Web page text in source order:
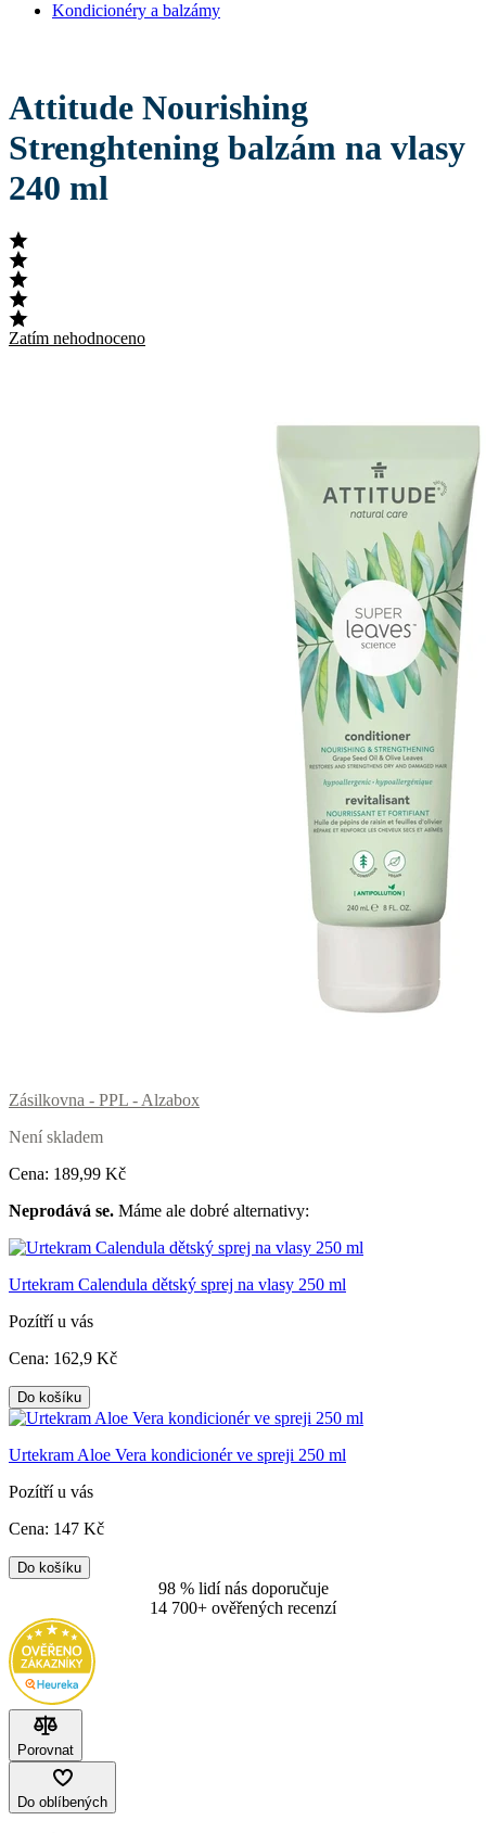
Kondicionéry a balzámy
Attitude Nourishing
Strenghtening balzám na vlasy
240 ml
Zatím nehodnoceno
Zásilkovna - PPL - Alzabox
Není skladem
Cena: 189,99 Kč
Neprodává se. Máme ale dobré alternativy:
Urtekram Calendula dětský sprej na vlasy 250 ml
Pozítří u vás
Cena: 162,9 Kč
Do košíku
Urtekram Aloe Vera kondicionér ve spreji 250 ml
Pozítří u vás
Cena: 147 Kč
Do košíku
98 % lidí nás doporučuje
14 700+ ověřených recenzí
Porovnat
Do oblíbených